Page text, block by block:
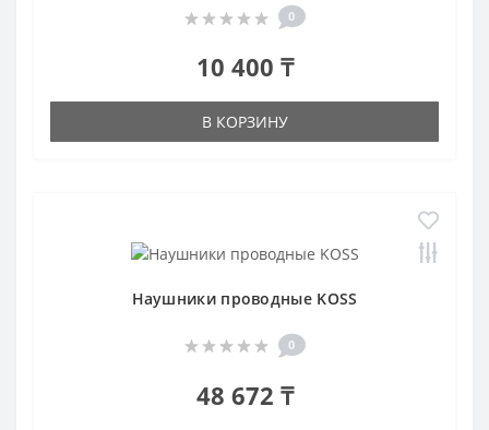
0
10 400 ₸
В КОРЗИНУ
Наушники проводные KOSS
0
48 672 ₸